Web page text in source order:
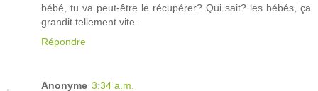
bébé, tu va peut-être le récupérer? Qui sait? les bébés, ça
grandit tellement vite.
Répondre
Anonyme 3:34 a.m.